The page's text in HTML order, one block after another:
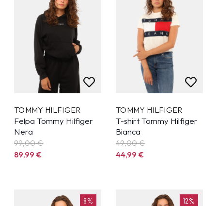
TOMMY HILFIGER
Felpa Tommy Hilfiger
Nera
99,00 €
89,99€
TOMMY HILFIGER
T-shirt Tommy Hilfiger
Bianca
49,00 €
44,99€
8% 12%